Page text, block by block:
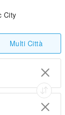
City
Multi Città